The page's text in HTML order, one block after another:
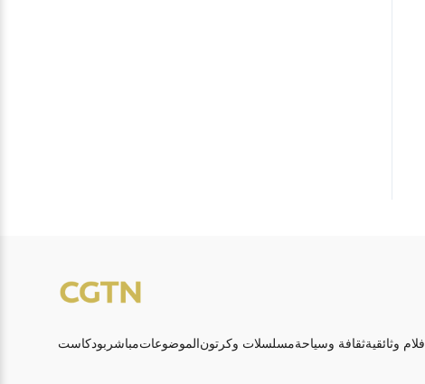
بودكاست مباشرالموضوعات مسلسلات وكرتونثقافة وسياحةأفلام وثائقية